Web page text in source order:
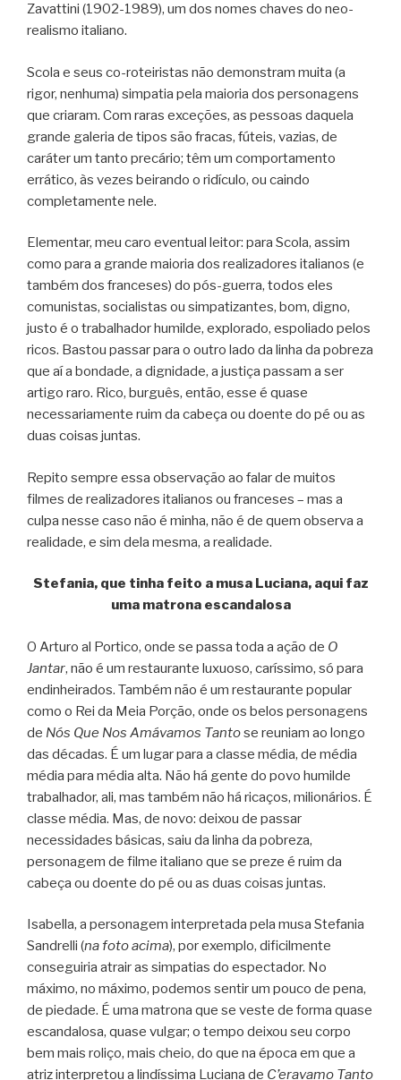
Zavattini (1902-1989), um dos nomes chaves do neo-
realismo italiano.
Scola e seus co-roteiristas não demonstram muita (a
rigor, nenhuma) simpatia pela maioria dos personagens
que criaram. Com raras exceções, as pessoas daquela
grande galeria de tipos são fracas, fúteis, vazias, de
caráter um tanto precário; têm um comportamento
errático, às vezes beirando o ridículo, ou caindo
completamente nele.
Elementar, meu caro eventual leitor: para Scola, assim
como para a grande maioria dos realizadores italianos (e
também dos franceses) do pós-guerra, todos eles
comunistas, socialistas ou simpatizantes, bom, digno,
justo é o trabalhador humilde, explorado, espoliado pelos
ricos. Bastou passar para o outro lado da linha da pobreza
que aí a bondade, a dignidade, a justiça passam a ser
artigo raro. Rico, burguês, então, esse é quase
necessariamente ruim da cabeça ou doente do pé ou as
duas coisas juntas.
Repito sempre essa observação ao falar de muitos
filmes de realizadores italianos ou franceses – mas a
culpa nesse caso não é minha, não é de quem observa a
realidade, e sim dela mesma, a realidade.
Stefania, que tinha feito a musa Luciana, aqui faz
uma matrona escandalosa
O Arturo al Portico, onde se passa toda a ação de O
Jantar, não é um restaurante luxuoso, caríssimo, só para
endinheirados. Também não é um restaurante popular
como o Rei da Meia Porção, onde os belos personagens
de Nós Que Nos Amávamos Tantose reuniam ao longo
das décadas. É um lugar para a classe média, de média
média para média alta. Não há gente do povo humilde
trabalhador, ali, mas também não há ricaços, milionários. É
classe média. Mas, de novo: deixou de passar
necessidades básicas, saiu da linha da pobreza,
personagem de filme italiano que se preze é ruim da
cabeça ou doente do pé ou as duas coisas juntas.
Isabella, a personagem interpretada pela musa Stefania
Sandrelli (na foto acima), por exemplo, dificilmente
conseguiria atrair as simpatias do espectador. No
máximo, no máximo, podemos sentir um pouco de pena,
de piedade. É uma matrona que se veste de forma quase
escandalosa, quase vulgar; o tempo deixou seu corpo
bem mais roliço, mais cheio, do que na época em que a
atriz interpretou a lindíssima Luciana de C’eravamo Tanto